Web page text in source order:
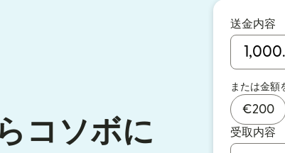
コソボに
送金内容
または金額
€200
受取内容